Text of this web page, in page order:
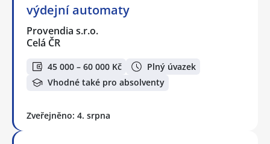
výdejní automaty
Provendia s.r.o.
Celá ČR
45 000 – 60 000 Kč
Plný úvazek
Vhodné také pro absolventy
Zveřejněno: 4. srpna